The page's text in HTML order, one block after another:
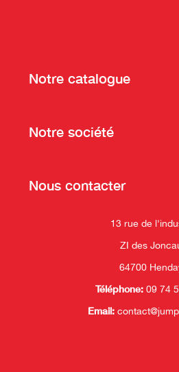
Notre catalogue
Notre société
Nous contacter
13 rue de
ZI des
64700
Téléphone: 09 74
Email: